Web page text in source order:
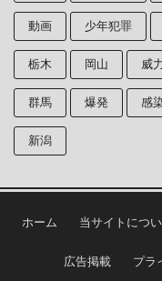
動画 少年犯罪
栃木 岡山 威
群馬 爆発 感
新潟
ホーム 当サイトにつ
広告掲載 プラ